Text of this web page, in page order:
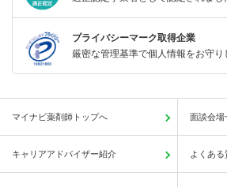
プライバシーマーク取得企業
厳密な管理基準で個人情報をお守り
マイナビ薬剤師トップへ 面談会場
キャリアアドバイザー紹介 よくある